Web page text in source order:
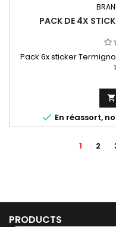
PACK DE 4X
Pack 6x sticker

 En réassort,
1 2
PRODUCTS